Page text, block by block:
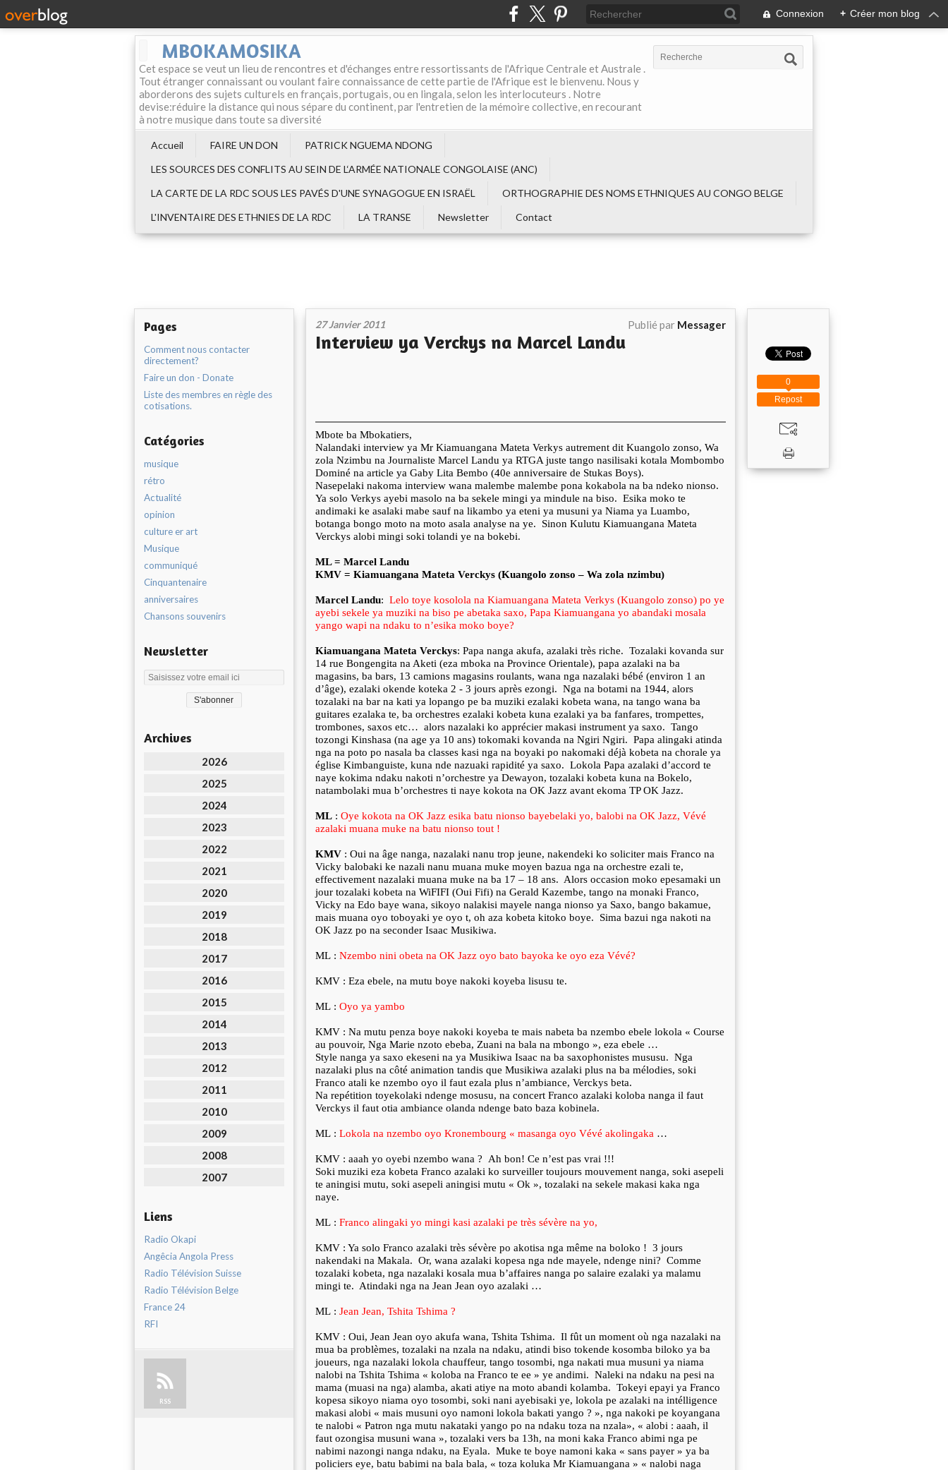
Connexion + Créer mon blog
MBOKAMOSIKA
Cet espace se veut un lieu de rencontres et d'échanges entre ressortissants de l'Afrique Centrale et Australe .
Tout étranger connaissant ou voulant faire connaissance de cette partie de l'Afrique est le bienvenu. Nous y
aborderons des sujets culturels en français, portugais, ou en lingala, selon les interlocuteurs . Notre
devise:réduire la distance qui nous sépare du continent, par l'entretien de la mémoire collective, en recourant
à notre musique dans toute sa diversité
Accueil FAIRE UN DON
PATRICK NGUEMA NDONG
LES SOURCES DES CONFLITS AU SEIN DE L‘ARMÉE NATIONALE CONGOLAISE (ANC)
LA CARTE DE LA RDC SOUS LES PAVÉS D'UNE SYNAGOGUE EN ISRAËL
ORTHOGRAPHIE DES NOMS ETHNIQUES AU CONGO BELGE
L'INVENTAIRE DES ETHNIES DE LA RDC
LA TRANSE Newsletter Contact
Pages
Comment nous contacter
directement?
Faire un don - Donate
Liste des membres en règle des
cotisations.
Catégories
musique
rétro
Actualité
opinion
culture er art
Musique
communiqué
Cinquantenaire
anniversaires
Chansons souvenirs
Newsletter
Archives
2026
2025
2024
2023
2022
2021
2020
2019
2018
2017
2016
2015
2014
2013
2012
2011
2010
2009
2008
2007
Liens
Radio Okapi
Angêcia Angola Press
Radio Télévision Suisse
Radio Télévision Belge
France 24
RFI
RSS
27 Janvier 2011 Publié par Messager
Interview ya Verckys na Marcel Landu
Mbote ba Mbokatiers,
Nalandaki interview ya Mr Kiamuangana Mateta Verkys autrement dit Kuangolo zonso, Wa
zola Nzimbu na Journaliste Marcel Landu ya RTGA juste tango nasilisaki kotala Mombombo
Dominé na article ya Gaby Lita Bembo (40e anniversaire de Stukas Boys).
Nasepelaki nakoma interview wana malembe malembe pona kokabola na ba ndeko nionso.
Ya solo Verkys ayebi masolo na ba sekele mingi ya mindule na biso. Esika moko te
andimaki ke asalaki mabe sauf na likambo ya eteni ya musuni ya Niama ya Luambo,
botanga bongo moto na moto asala analyse na ye. Sinon Kulutu Kiamuangana Mateta
Verckys alobi mingi soki tolandi ye na bokebi.
ML = Marcel Landu
KMV = Kiamuangana Mateta Verckys (Kuangolo zonso – Wa zola nzimbu)
Marcel Landu: Lelo toye kosolola na Kiamuangana Mateta Verkys (Kuangolo zonso) po ye
ayebi sekele ya muziki na biso pe abetaka saxo, Papa Kiamuangana yo abandaki mosala
yango wapi na ndaku to n’esika moko boye?
Kiamuangana Mateta Verckys: Papa nanga akufa, azalaki très riche. Tozalaki kovanda sur
14 rue Bongengita na Aketi (eza mboka na Province Orientale), papa azalaki na ba
magasins, ba bars, 13 camions magasins roulants, wana nga nazalaki bébé (environ 1 an
d’âge), ezalaki okende koteka 2 - 3 jours après ezongi. Nga na botami na 1944, alors
tozalaki na bar na kati ya lopango pe ba muziki ezalaki kobeta wana, na tango wana ba
guitares ezalaka te, ba orchestres ezalaki kobeta kuna ezalaki ya ba fanfares, trompettes,
trombones, saxos etc… alors nazalaki ko apprécier makasi instrument ya saxo. Tango
tozongi Kinshasa (na age ya 10 ans) tokomaki kovanda na Ngiri Ngiri. Papa alingaki atinda
nga na poto po nasala ba classes kasi nga na boyaki po nakomaki déjà kobeta na chorale ya
église Kimbanguiste, kuna nde nazuaki rapidité ya saxo. Lokola Papa azalaki d’accord te
naye kokima ndaku nakoti n’orchestre ya Dewayon, tozalaki kobeta kuna na Bokelo,
natambolaki mua b’orchestres ti naye kokota na OK Jazz avant ekoma TP OK Jazz.
ML : Oye kokota na OK Jazz esika batu nionso bayebelaki yo, balobi na OK Jazz, Vévé
azalaki muana muke na batu nionso tout !
KMV : Oui na âge nanga, nazalaki nanu trop jeune, nakendeki ko soliciter mais Franco na
Vicky balobaki ke nazali nanu muana muke moyen bazua nga na orchestre ezali te,
effectivement nazalaki muana muke na ba 17 – 18 ans. Alors occasion moko epesamaki un
jour tozalaki kobeta na WiFIFI (Oui Fifi) na Gerald Kazembe, tango na monaki Franco,
Vicky na Edo baye wana, sikoyo nalakisi mayele nanga nionso ya Saxo, bango bakamue,
mais muana oyo toboyaki ye oyo t, oh aza kobeta kitoko boye.
Sima bazui nga nakoti na
OK Jazz po na seconder Isaac Musikiwa.
ML : Nzembo nini obeta na OK Jazz oyo bato bayoka ke oyo eza Vévé?
KMV : Eza ebele, na mutu boye nakoki koyeba lisusu te.
ML : Oyo ya yambo
KMV : Na mutu penza boye nakoki koyeba te mais nabeta ba nzembo ebele lokola « Course
au pouvoir, Nga Marie nzoto ebeba, Zuani na bala na mbongo », eza ebele …
Style nanga ya saxo ekeseni na ya Musikiwa Isaac na ba saxophonistes mususu. Nga
nazalaki plus na côté animation tandis que Musikiwa azalaki plus na ba mélodies, soki
Franco atali ke nzembo oyo il faut ezala plus n’ambiance, Verckys beta.
Na repétition toyekolaki ndenge mosusu, na concert Franco azalaki koloba nanga il faut
Verckys il faut otia ambiance olanda ndenge bato baza kobinela.
ML : Lokola na nzembo oyo Kronembourg « masanga oyo Vévé akolingaka …
KMV : aaah yo oyebi nzembo wana ?
Ah bon! Ce n’est pas vrai !!!
Soki muziki eza kobeta Franco azalaki ko surveiller toujours mouvement nanga, soki asepeli
te aningisi mutu, soki asepeli aningisi mutu « Ok », tozalaki na sekele makasi kaka nga
naye.
ML : Franco alingaki yo mingi kasi azalaki pe très sévère na yo,
KMV : Ya solo Franco azalaki très sévère po akotisa nga même na boloko ! 3 jours
nakendaki na Makala. Or, wana azalaki kopesa nga nde mayele, ndenge nini? Comme
tozalaki kobeta, nga nazalaki kosala mua b’affaires nanga po salaire ezalaki ya malamu
mingi te. Atindaki nga na Jean Jean oyo azalaki …
ML : Jean Jean, Tshita Tshima ?
KMV : Oui, Jean Jean oyo akufa wana, Tshita Tshima. Il fût un moment où nga nazalaki na
mua ba problèmes, tozalaki na nzala na ndaku, atindi biso tokende kosomba biloko ya ba
joueurs, nga nazalaki lokola chauffeur, tango tosombi, nga nakati mua musuni ya niama
nalobi na Tshita Tshima « koloba na Franco te ee » ye andimi. Naleki na ndaku na pesi na
mama (muasi na nga) alamba, akati atiye na moto abandi kolamba. Tokeyi epayi ya Franco
kopesa sikoyo niama oyo tosombi, soki nani ayebisaki ye, lokola pe azalaki na intélligence
makasi alobi « mais musuni oyo namoni lokola bakati yango ? », nga nakoki pe koyangana
te nalobi « Patron nga mutu nakataki yango po na ndaku toza na nzala», « alobi : aaah, il
faut ozongisa musuni wana », tozalaki vers ba 13h, na moni kaka Franco abimi nga pe
nabimi nazongi nanga ndaku, na Eyala. Muke te boye namoni kaka « sans payer » ya ba
policiers eye, batu babimi na bala bala, « toza koluka Mr Kiamuangana » « nalobi naga
Repost
0